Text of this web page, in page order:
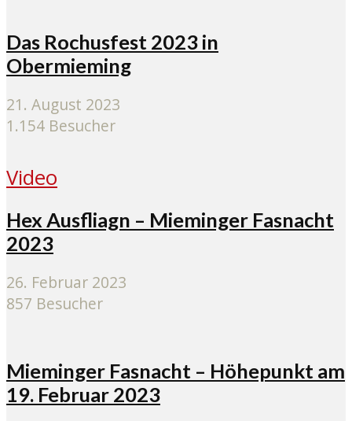
Das Rochusfest 2023 in
Obermieming
21. August 2023
1.154 Besucher
Video
Hex Ausfliagn – Mieminger Fasnacht
2023
26. Februar 2023
857 Besucher
Mieminger Fasnacht – Höhepunkt am
19. Februar 2023